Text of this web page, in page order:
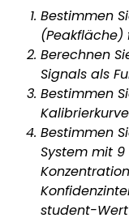
Bestimmen
(Peakfläche)
Berechnen
Signals als
Bestimmen
Bestimmen
System mit 9
student-Wert